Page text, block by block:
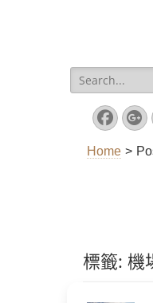
Search
for:
Home >
標籤: 機